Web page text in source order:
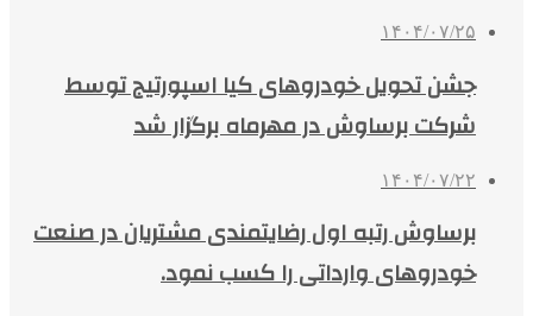
۱۴۰۴/۰۷/۲۵
جشن تحویل خودروهای کیا اسپورتیج توسط
شرکت برساوش در مهرماه برگزار شد
۱۴۰۴/۰۷/۲۲
برساوش رتبه اول رضایتمندی مشتریان در صنعت
خودروهای وارداتی را کسب نمود.